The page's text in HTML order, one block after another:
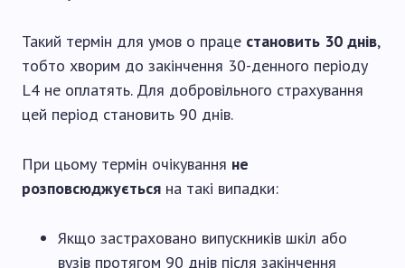
Такий термін для умов о праце становить 30 днів,
тобто хворим до закінчення 30-денного періоду
L4 не оплатять. Для добровільного страхування
цей період становить 90 днів.
При цьому термін очікування не
розповсюджується на такі випадки:
Якщо застраховано випускників шкіл або
вузів протягом 90 днів після закінчення